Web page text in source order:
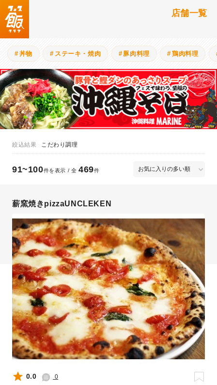
店舗一覧
丼物 ステーキ・焼肉 豚肉料理 鶏肉料理
こだわり調理
91~100件を表示 / 全469件
薪窯焼きpizzaUNCLEKEN
0.0 0